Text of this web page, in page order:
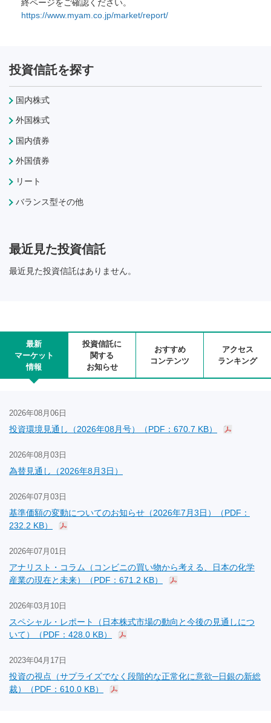
終ページをご確認ください。
https://www.myam.co.jp/market/report/
投資信託を探す
国内株式
外国株式
国内債券
外国債券
リート
バランス型その他
最近見た投資信託
最近見た投資信託はありません。
最新
マーケット
情報
投資信託に
関する
お知らせ
おすすめ
コンテンツ
アクセス
ランキング
2026年08月06日
投資環境見通し（2026年08月号）（PDF：670.7 KB）
2026年08月03日
為替見通し（2026年8月3日）
2026年07月03日
基準価額の変動についてのお知らせ（2026年7月3日）（PDF：
232.2 KB）
2026年07月01日
アナリスト・コラム（コンビニの買い物から考える、日本の化学
産業の現在と未来）（PDF：671.2 KB）
2026年03月10日
スペシャル・レポート（日本株式市場の動向と今後の見通しにつ
いて）（PDF：428.0 KB）
2023年04月17日
投資の視点（サプライズでなく段階的な正常化に意欲─日銀の新総
裁）（PDF：610.0 KB）